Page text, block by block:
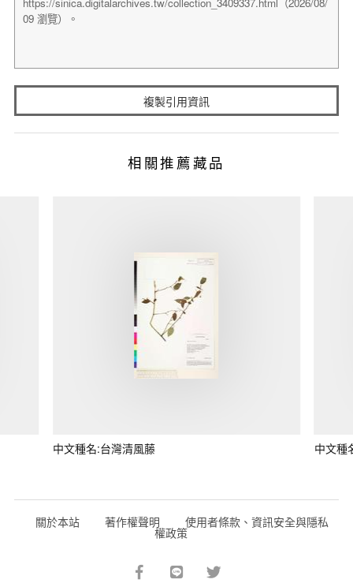
複製引用資訊
相關推薦藏品
中文種名:台灣清風藤 中文種
關於本站 著作權聲明 使用者條款、資訊安全與隱私
權政策